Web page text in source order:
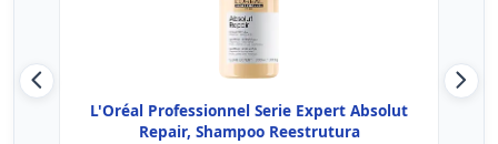
L'Oréal Professionnel Serie Expert Absolut
Repair, Shampoo Reestrutura